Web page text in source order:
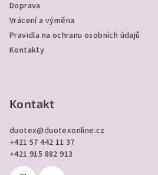
Doprava
Vrácení a výměna
Pravidla na ochranu osobních údajů
Kontakty
Kontakt
duotex@duotexonline.cz
+421 57 442 11 37
+421 915 882 913